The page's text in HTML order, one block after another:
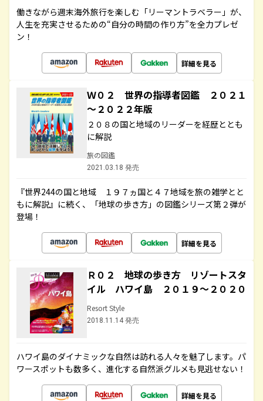
働きながら週末海外旅行を楽しむ「リーマントラベラー」が、
人生を充実させるための“自分の時間の作り方”を全力プレゼ
ン！
詳細を見る
Ｗ０２ 世界の指導者図鑑 ２０２１
～２０２２年版
２０８の国と地域のリーダーを経歴ととも
に解説
旅の図鑑
2021.03.18 発売
『世界244の国と地域 １９７ヵ国と４７地域を旅の雑学とと
もに解説』に続く、「地球の歩き方」の図鑑シリーズ第２弾が
登場！
詳細を見る
Ｒ０２ 地球の歩き方 リゾートスタ
イル ハワイ島 ２０１９～２０２０
Resort Style
2018.11.14 発売
ハワイ島のダイナミックな自然は訪れる人々を魅了します。パ
ワースポットも数多く、進化する自然派グルメも見逃せない！
詳細を見る